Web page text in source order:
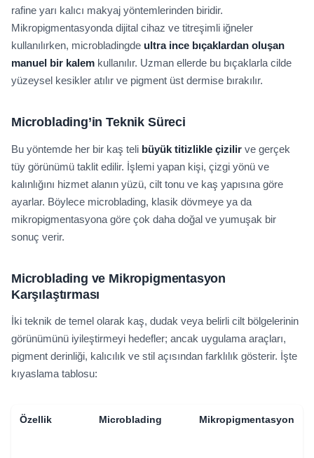
rafine yarı kalıcı makyaj yöntemlerinden biridir.
Mikropigmentasyonda dijital cihaz ve titreşimli iğneler
kullanılırken, microbladingde ultra ince bıçaklardan oluşan
manuel bir kalem kullanılır. Uzman ellerde bu bıçaklarla cilde
yüzeysel kesikler atılır ve pigment üst dermise bırakılır.
Microblading’in Teknik Süreci
Bu yöntemde her bir kaş teli büyük titizlikle çizilir ve gerçek
tüy görünümü taklit edilir. İşlemi yapan kişi, çizgi yönü ve
kalınlığını hizmet alanın yüzü, cilt tonu ve kaş yapısına göre
ayarlar. Böylece microblading, klasik dövmeye ya da
mikropigmentasyona göre çok daha doğal ve yumuşak bir
sonuç verir.
Microblading ve Mikropigmentasyon
Karşılaştırması
İki teknik de temel olarak kaş, dudak veya belirli cilt bölgelerinin
görünümünü iyileştirmeyi hedefler; ancak uygulama araçları,
pigment derinliği, kalıcılık ve stil açısından farklılık gösterir. İşte
kıyaslama tablosu:
Özellik Microblading Mikropigmentasyon